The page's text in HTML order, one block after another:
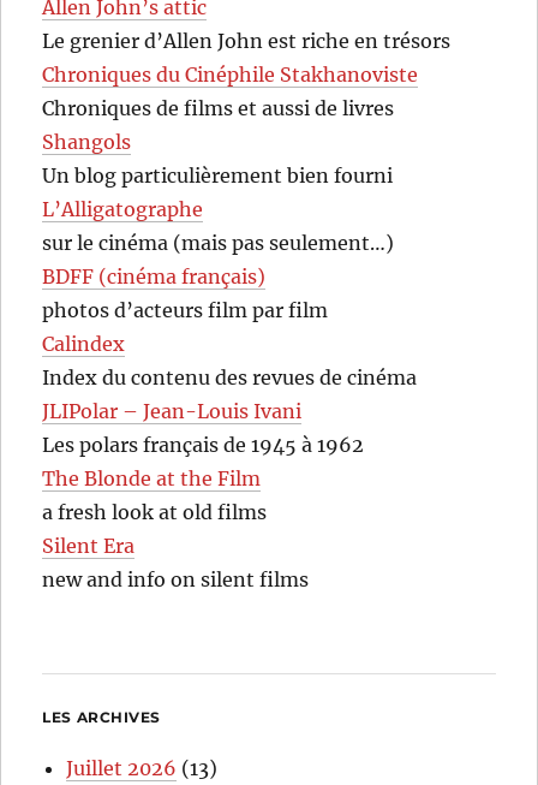
Allen John’s attic
Le grenier d’Allen John est riche en trésors
Chroniques du Cinéphile Stakhanoviste
Chroniques de films et aussi de livres
Shangols
Un blog particulièrement bien fourni
L’Alligatographe
sur le cinéma (mais pas seulement…)
BDFF (cinéma français)
photos d’acteurs film par film
Calindex
Index du contenu des revues de cinéma
JLIPolar – Jean-Louis Ivani
Les polars français de 1945 à 1962
The Blonde at the Film
a fresh look at old films
Silent Era
new and info on silent films
LES ARCHIVES
Juillet 2026 (13)